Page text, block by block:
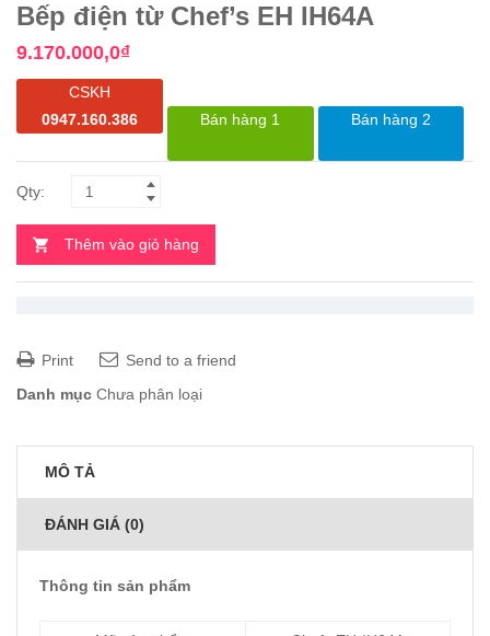
Bếp điện từ Chef’s EH IH64A
9.170.000,0₫
CSKH
0947.160.386
Bán hàng 1 Bán hàng 2
Thêm vào giỏ hàng
Print
Send to a friend
Danh mục Chưa phân loại
MÔ TẢ
ĐÁNH GIÁ (0)
Thông tin sản phẩm